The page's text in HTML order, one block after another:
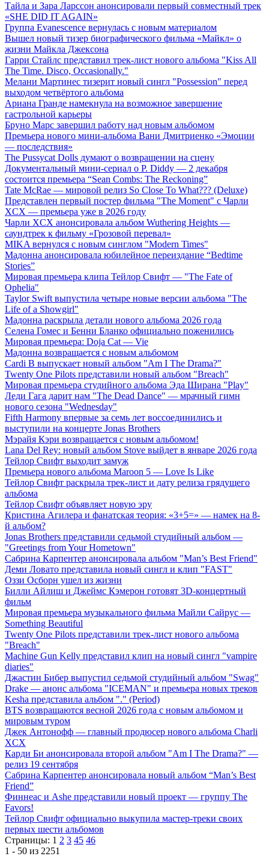
Тайла и Зара Ларссон анонсировали первый совместный трек
«SHE DID IT AGAIN»
Группа Evanescence вернулась с новым материалом
Вышел новый тизер биографического фильма «Майкл» о
жизни Майкла Джексона
Гарри Стайлс представил трек-лист нового альбома "Kiss All
The Time. Disco, Occasionally."
Мелани Мартинес тизерит новый сингл "Possession" перед
выходом четвёртого альбома
Ариана Гранде намекнула на возможное завершение
гастрольной карьеры
Бруно Марс завершил работу над новым альбомом
Премьера нового мини-альбома Вани Дмитриенко «Эмоции
— последствия»
The Pussycat Dolls думают о возвращении на сцену
Документальный мини-сериал о P. Diddy — 2 декабря
состоится премьера “Sean Combs: The Reckoning”
Tate McRae — мировой релиз So Close To What??? (Deluxe)
Представлен первый постер фильма "The Moment" с Чарли
XCX — премьера уже в 2026 году
Чарли XCX анонсировала альбом Wuthering Heights —
саундтрек к фильму «Грозовой перевал»
MIKA вернулся с новым синглом "Modern Times"
Мадонна анонсировала юбилейное переиздание “Bedtime
Stories”
Мировая премьера клипа Тейлор Свифт — "The Fate of
Ophelia"
Taylor Swift выпустила четыре новые версии альбома "The
Life of a Showgirl"
Мадонна раскрыла детали нового альбома 2026 года
Селена Гомес и Бенни Бланко официально поженились
Мировая премьера: Doja Cat — Vie
Мадонна возвращается с новым альбомом
Cardi B выпускает новый альбом "Am I The Drama?"
Twenty One Pilots представили новый альбом "Breach"
Мировая премьера студийного альбома Эда Ширана "Play"
Леди Гага дарит нам "The Dead Dance" — мрачный гимн
нового сезона "Wednesday"
Fifth Harmony впервые за семь лет воссоединились и
выступили на концерте Jonas Brothers
Мэрайя Кэри возвращается с новым альбомом!
Lana Del Rey: новый альбом Stove выйдет в январе 2026 года
Тейлор Свифт выходит замуж
Премьера нового альбома Maroon 5 — Love Is Like
Тейлор Свифт раскрыла трек-лист и дату релиза грядущего
альбома
Тейлор Свифт объявляет новую эру
Кристина Агилера и фанатская теория: «3+5=» — намек на 8-
й альбом?
Jonas Brothers представили седьмой студийный альбом —
"Greetings from Your Hometown"
Сабрина Карпентер анонсировала альбом "Man’s Best Friend"
Деми Ловато представила новый сингл и клип "FAST"
Оззи Осборн ушел из жизни
Билли Айлиш и Джеймс Кэмерон готовят 3D-концертный
фильм
Мировая премьера музыкального фильма Майли Сайрус —
Something Beautiful
Twenty One Pilots представили трек-лист нового альбома
"Breach"
Machine Gun Kelly представил клип на новый сингл "vampire
diaries"
Джастин Бибер выпустил седьмой студийный альбом "Swag"
Drake — анонс альбома "ICEMAN" и премьера новых треков
Kesha представила альбом "." (Period)
BTS возвращаются весной 2026 года с новым альбомом и
мировым туром
Джек Антонофф — главный продюсер нового альбома Charli
XCX
Карди Би анонсировала второй альбом "Am I The Drama?" —
релиз 19 сентября
Сабрина Карпентер анонсировала новый альбом “Man’s Best
Friend”
Финнеас и Ashe представили новый проект — группу The
Favors!
Тейлор Свифт официально выкупила мастер-треки своих
первых шести альбомов
Страницы: 1 2 3 45 46
1 - 50 из 2251